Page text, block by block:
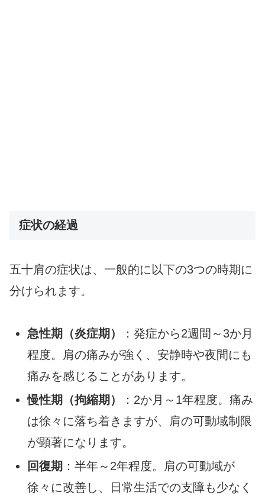
症状の経過
五十肩の症状は、一般的に以下の3つの時期に
分けられます。
急性期（炎症期）
：発症から2週間～3か月
程度。肩の痛みが強く、安静時や夜間にも
痛みを感じることがあります。
慢性期（拘縮期）
：2か月～1年程度。痛み
は徐々に落ち着きますが、肩の可動域制限
が顕著になります。
回復期 ：半年～2年程度。肩の可動域が
徐々に改善し、日常生活での支障も少なく